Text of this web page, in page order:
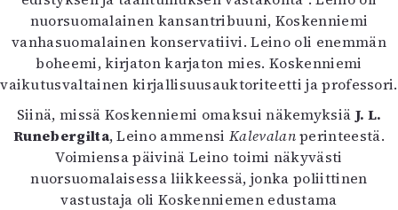
5/2025
Lehtiarkisto
Info
Tilaus ja irtonumerot
Yhteistyössä
Toimitus
Mediatiedot
Kaltio ry
nuorsuomalainen kansantribuuni, Koskenniemi
vanhasuomalainen konservatiivi. Leino oli enemmän
boheemi, kirjaton karjaton mies. Koskenniemi
vaikutusvaltainen kirjallisuusauktoriteetti ja professori.
Siinä, missä Koskenniemi omaksui näkemyksiä J. L.
Runebergilta, Leino ammensi Kalevalanperinteestä.
Voimiensa päivinä Leino toimi näkyvästi
nuorsuomalaisessa liikkeessä, jonka poliittinen
vastustaja oli Koskenniemen edustama